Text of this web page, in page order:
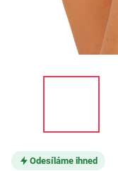
Odesíláme ihned